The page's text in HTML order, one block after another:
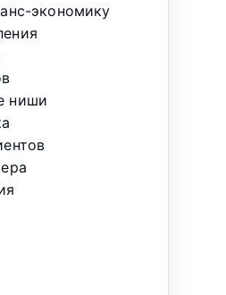
экономику
ниши